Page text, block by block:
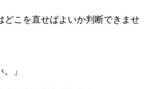
どこを直せばよいか判断できませ
」